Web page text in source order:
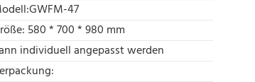
47
580 * 700 * 980 mm
individuell angepasst werden